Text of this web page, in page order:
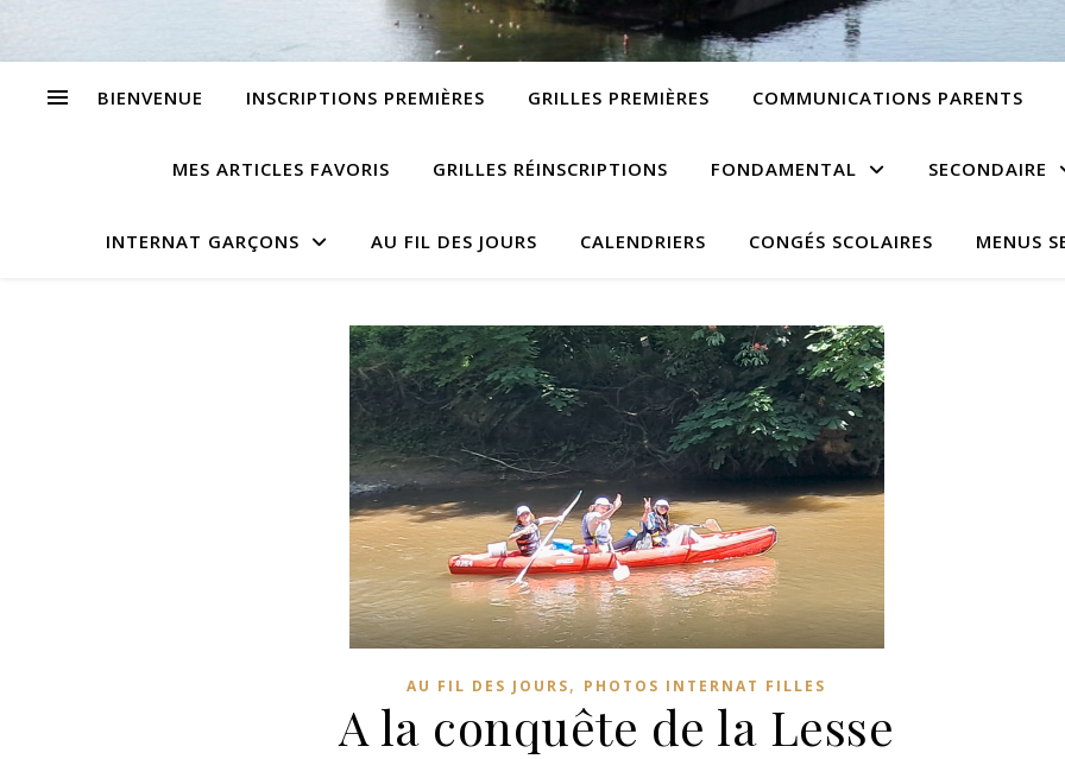
BIENVENUE INSCRIPTIONS PREMIÈRES GRILLES PREMIÈRES COMMUNICATIONS PARENTS
MES ARTICLES FAVORIS GRILLES RÉINSCRIPTIONS FONDAMENTAL SECONDAIRE
INTERNAT GARÇONS AU FIL DES JOURS CALENDRIERS CONGÉS SCOLAIRES MENUS
AU FIL DES JOURS, PHOTOS INTERNAT FILLES
A la conquête de la Lesse